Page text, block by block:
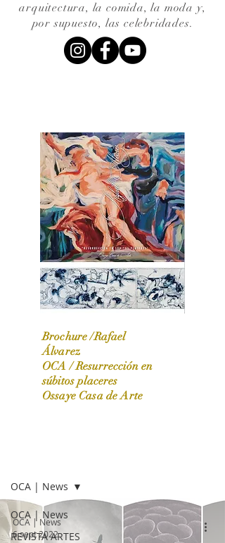
arquitectura, la comida, la moda y,
por supuesto, las celebridades.
OCA|News 31 / Marzo-Abril / 2024
Brochure /Rafael
Álvarez
OCA /Resurrección en
súbitos placeres
Ossaye Casa de Arte
OCA | News
REVISTA ARTES
OCA | News
OCA | News
6 sept 2022